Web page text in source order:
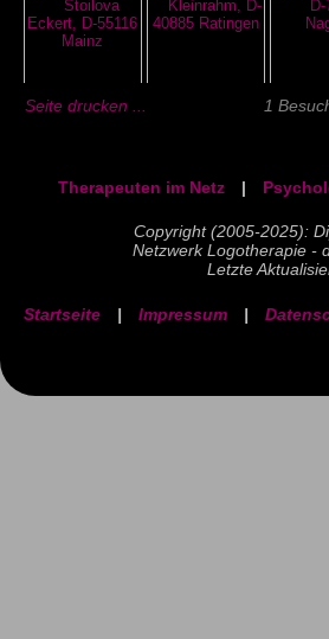
Seite drucken ... 1
Therapeuten im Netz |
Copyright (2005-2025):
Netzwerk Logotherapie -
Letzte
Startseite | Impressum |